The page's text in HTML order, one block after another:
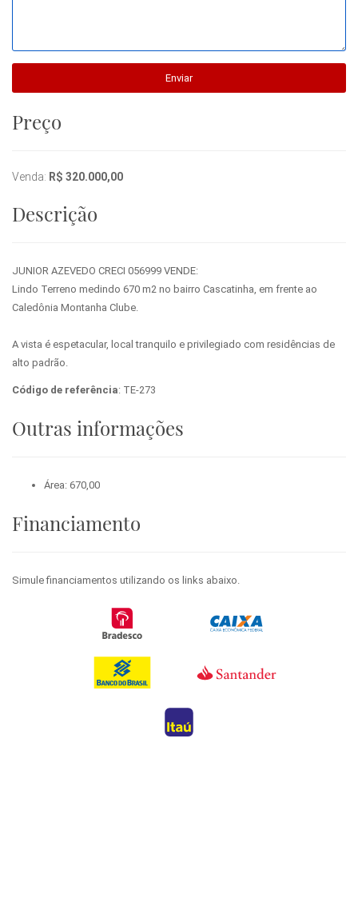
Enviar
Preço
Venda: R$ 320.000,00
Descrição
JUNIOR AZEVEDO CRECI 056999 VENDE:
Lindo Terreno medindo 670 m2 no bairro Cascatinha, em frente ao
Caledônia Montanha Clube.
A vista é espetacular, local tranquilo e privilegiado com residências de
alto padrão.
Código de referência: TE-273
Outras informações
Área: 670,00
Financiamento
Simule financiamentos utilizando os links abaixo.